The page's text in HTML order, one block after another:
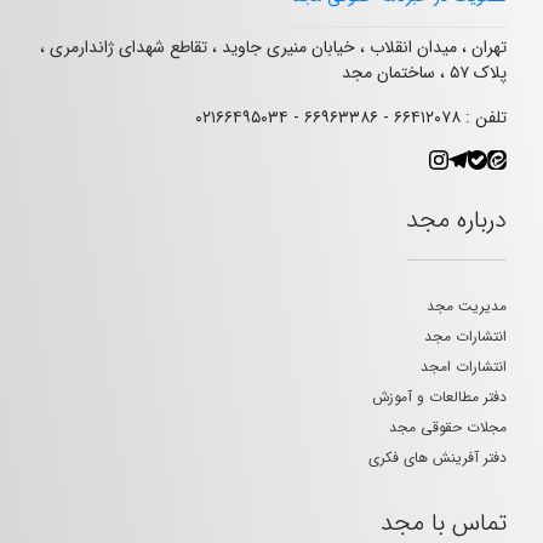
تهران ، میدان انقلاب ، خیابان منیری جاوید ، تقاطع شهدای ژاندارمری ،
پلاک ۵۷ ، ساختمان مجد
تلفن : ۶۶۴۱۲۰۷۸ - ۶۶۹۶۳۳۸۶ - ۰۲۱۶۶۴۹۵۰۳۴
درباره مجد
مدیریت مجد
انتشارات مجد
انتشارات امجد
دفتر مطالعات و آموزش
مجلات حقوقی مجد
دفتر آفرینش های فکری
تماس با مجد